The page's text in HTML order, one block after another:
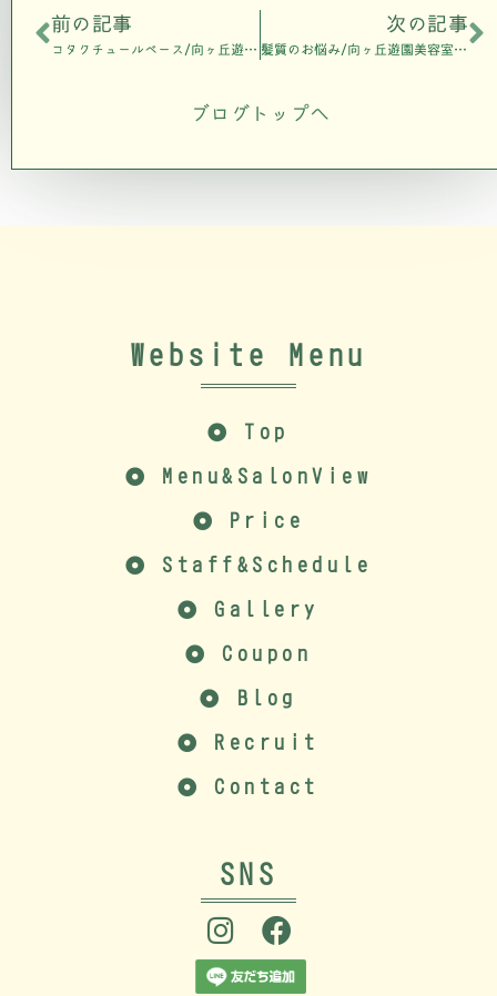
前の記事
コタクチュールベース/向ヶ丘遊園美容室808air
次の記事
髪質のお悩み/向ヶ丘遊園美容室808air
ブログトップへ
Website Menu
Top
Menu&SalonView
Price
Staff&Schedule
Gallery
Coupon
Blog
Recruit
Contact
SNS